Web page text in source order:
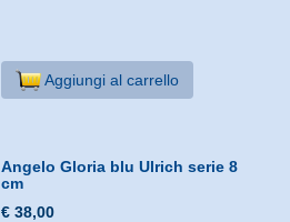
Aggiungi al carrello
Angelo Gloria blu Ulrich serie 8
cm
€ 38,00